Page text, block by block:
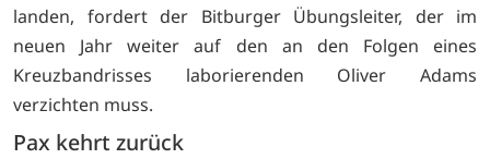
landen, fordert der Bitburger Übungsleiter, der im
neuen Jahr weiter auf den an den Folgen eines
Kreuzbandrisses laborierenden Oliver Adams
verzichten muss.
Pax kehrt zurück